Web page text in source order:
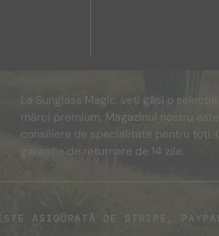
La Sunglass Magic, veți găsi o
mărci premium. Magazinul nostru
consiliere de specialitate pentru toți.
garanție de returnare de 14 zile.
ASIGURATĂ DE STRIPE,